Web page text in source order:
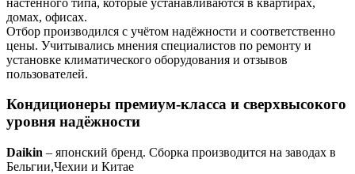
домах, офисах.
Отбор производился с учётом надёжности и соответственно
цены. Учитывались мнения специалистов по ремонту и
установке климатического оборудования и отзывов
пользователей.
Кондиционеры премиум-класса и сверхвысокого
уровня надёжности
Daikin – японский бренд. Сборка производится на заводах в
Бельгии,Чехии и Китае